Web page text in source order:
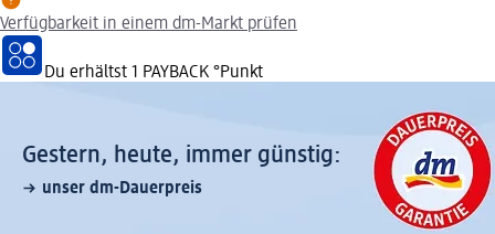
Verfügbarkeit in einem dm-Markt prüfen
Du erhältst 1 PAYBACK °Punkt
Gestern, heute, immer günstig:
unser dm-Dauerpreis